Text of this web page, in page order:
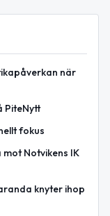
när
PiteNytt
fokus
Notvikens IK
knyter ihop